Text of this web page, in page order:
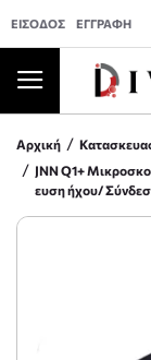
ΕΊΣΟΔΟΣ ΕΓΓΡΑΦΉ
Αρχική
JNN Q1+
ευση ήχου/